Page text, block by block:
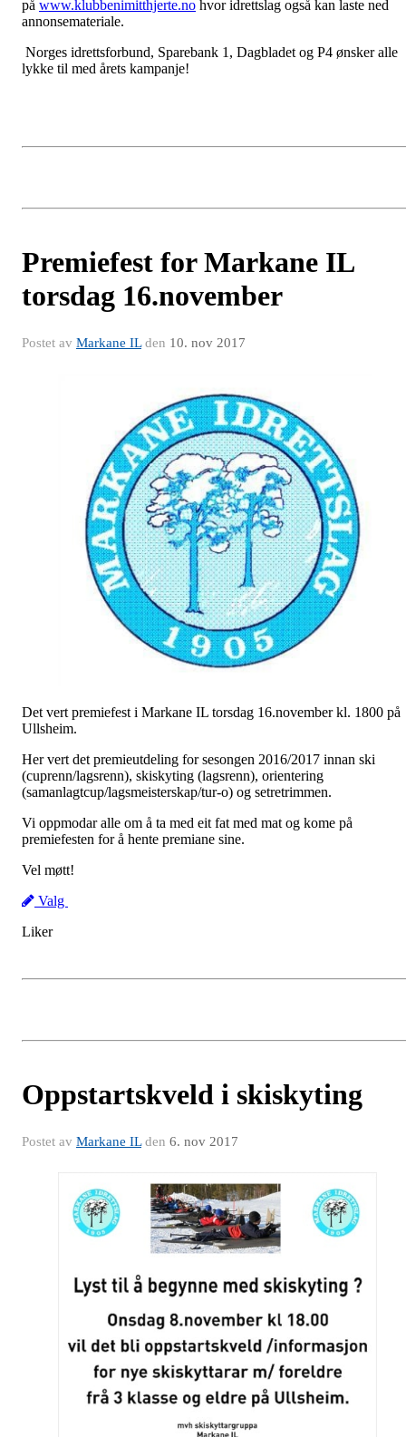
på www.klubbenimitthjerte.no hvor idrettslag også kan laste ned
annonsemateriale.
Norges idrettsforbund, Sparebank 1, Dagbladet og P4 ønsker alle
lykke til med årets kampanje!
Premiefest for Markane IL
torsdag 16.november
Postet av Markane ILden 10. nov 2017
Det vert premiefest i Markane IL torsdag 16.november kl. 1800 på
Ullsheim.
Her vert det premieutdeling for sesongen 2016/2017 innan ski
(cuprenn/lagsrenn), skiskyting (lagsrenn), orientering
(samanlagtcup/lagsmeisterskap/tur-o) og setretrimmen.
Vi oppmodar alle om å ta med eit fat med mat og kome på
premiefesten for å hente premiane sine.
Vel møtt!
Valg
Liker
Oppstartskveld i skiskyting
Postet av Markane ILden 6. nov 2017